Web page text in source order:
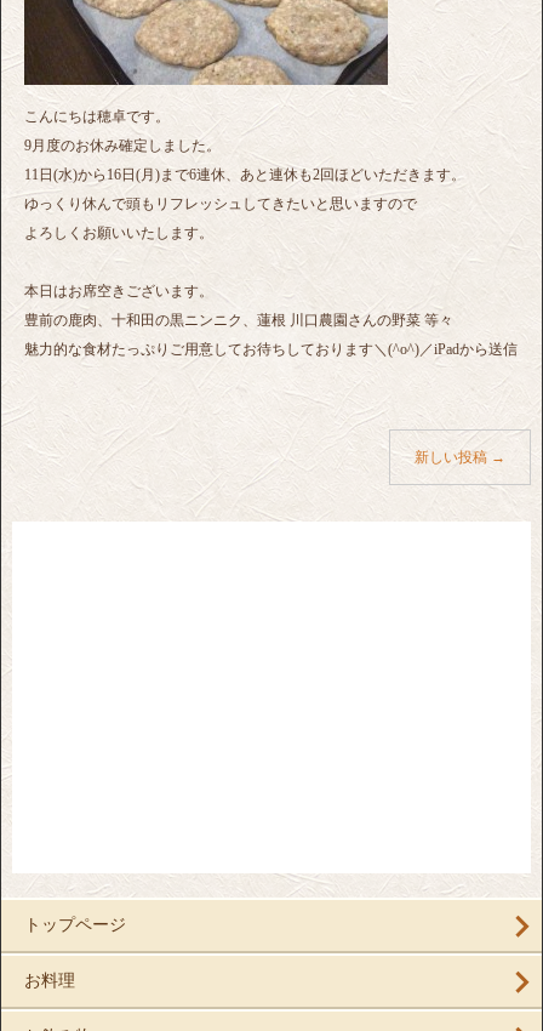
こんにちは穂卓です。
9月度のお休み確定しました。
11日(水)から16日(月)まで6連休、あと連休も2回ほどいただきます。
ゆっくり休んで頭もリフレッシュしてきたいと思いますので
よろしくお願いいたします。
本日はお席空きございます。
豊前の鹿肉、十和田の黒ニンニク、蓮根 川口農園さんの野菜 等々
魅力的な食材たっぷりご用意してお待ちしております＼(^o^)／iPadから送信
新しい投稿 →
トップページ
お料理